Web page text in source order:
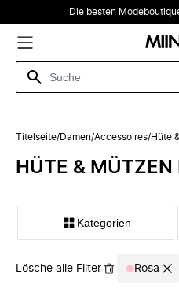
Die besten
Titelseite/Damen/Accessoires/Hüte
HÜTE & MÜTZEN
Kategorien
Lösche alle Filter Rosa